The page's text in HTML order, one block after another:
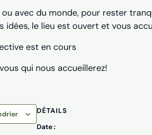
avec du monde, pour rester
idées, le lieu est ouvert et vous
est en cours
qui nous accueillerez!
DÉTAILS
Date :